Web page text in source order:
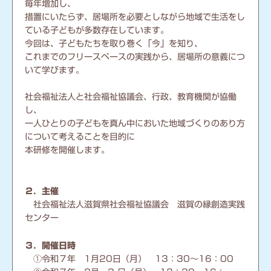
毎年増加し、
措置にいたらず、居場所を必要としながら地域で生活をし
ている子どもが多数存在しています。
今回は、子どもたちを取り巻く「今」を知り、
これまでのフリースペースの実践から、居場所の意義につ
いて学びます。
社会福祉法人と社会福祉協議会、行政、教育機関が協働
し、
一人ひとりの子どもを真ん中においた地域づくりのあり方
について考えることを目的に
本研修を開催します。
２．主催
社会福祉法人滋賀県社会福祉協議会 滋賀の縁創造実践
センター
３．開催日時
①令和７年 1月20日（月） 13：30～16：00